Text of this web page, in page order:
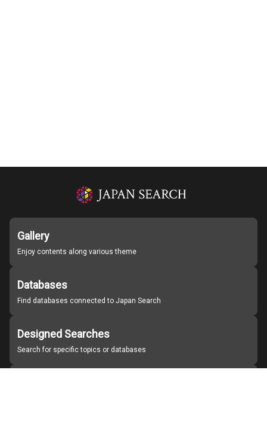
Gallery
Enjoy contents along various theme
Databases
Find databases connected to Japan Search
Designed Searches
Search for specific topics or databases